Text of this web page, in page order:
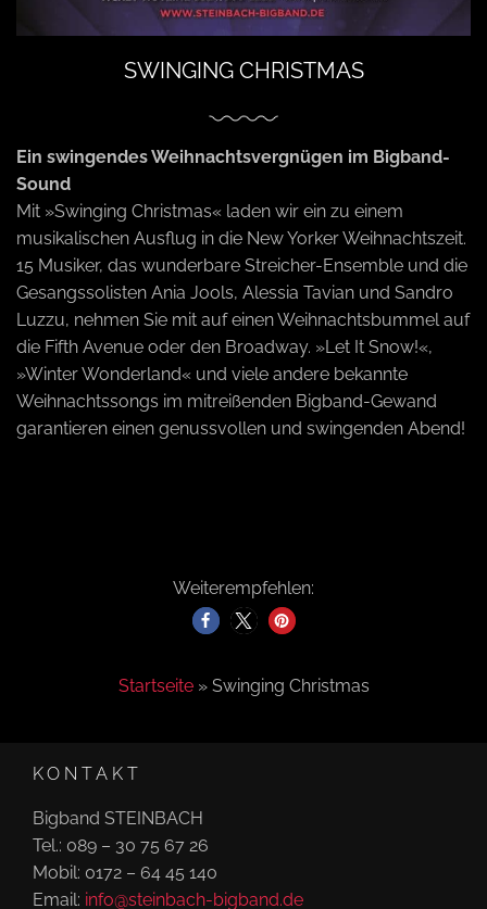
SWINGING CHRISTMAS
Ein swingendes Weihnachtsvergnügen im Bigband-
Sound
Mit »Swinging Christmas« laden wir ein zu einem
musikalischen Ausflug in die New Yorker Weihnachtszeit.
15 Musiker, das wunderbare Streicher-Ensemble und die
Gesangssolisten Ania Jools, Alessia Tavian und Sandro
Luzzu, nehmen Sie mit auf einen Weihnachtsbummel auf
die Fifth Avenue oder den Broadway. »Let It Snow!«,
»Winter Wonderland« und viele andere bekannte
Weihnachtssongs im mitreißenden Bigband-Gewand
garantieren einen genussvollen und swingenden Abend!
Weiterempfehlen:
Startseite» Swinging Christmas
KONTAKT
Bigband STEINBACH
Tel.: 089 – 30 75 67 26
Mobil: 0172 – 64 45 140
Email: info@steinbach-bigband.de